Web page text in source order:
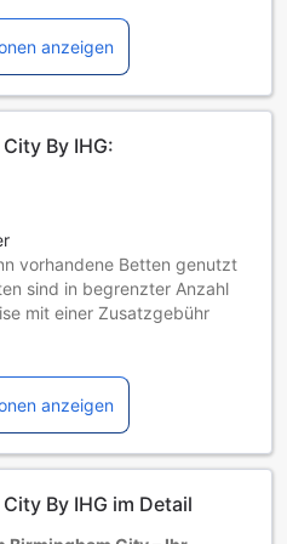
anzeigen
By IHG:
vorhandene Betten genutzt
sind in begrenzter Anzahl
mit einer Zusatzgebühr
Kind ein vorhandenes Bett
Erwachsene
hängt von der
anzeigen
By IHG im Detail